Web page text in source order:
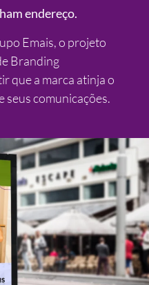
endereço.
Emais, o projeto
Branding
que a marca atinja o
seus comunicações.